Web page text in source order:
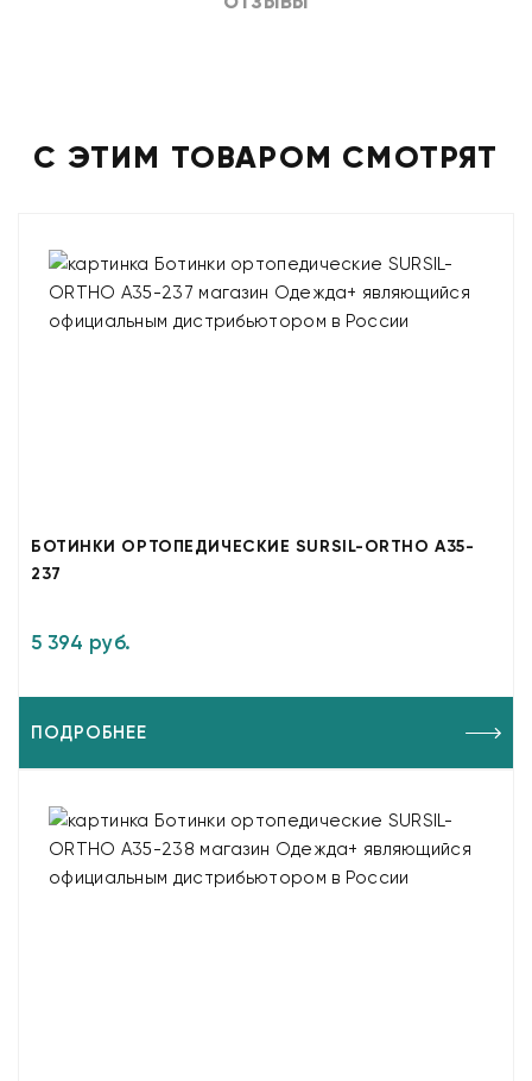
С ЭТИМ ТОВАРОМ СМОТРЯТ
БОТИНКИ ОРТОПЕДИЧЕСКИЕ SURSIL-ORTHO A35-
237
5 394 руб.
ПОДРОБНЕЕ